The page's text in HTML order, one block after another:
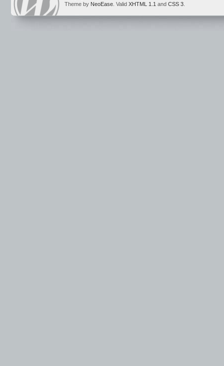
Theme by NeoEase . Valid XHTML 1.1 and CSS 3